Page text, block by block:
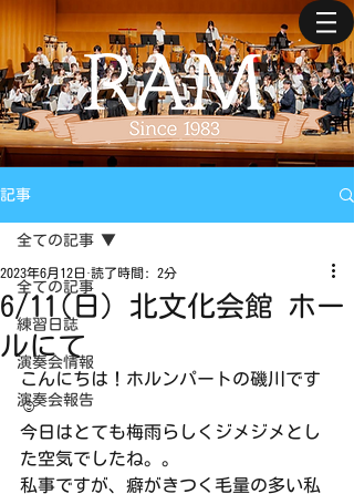
記事
全ての記事
練習日誌
演奏会情報
演奏会報告
全ての記事
6/11(日) 北文化会館 ホー
ルにて
2023年6月12日 読了時間: 2分
こんにちは！ホルンパートの磯川です
☺️
今日はとても梅雨らしくジメジメとし
た空気でしたね。。
私事ですが、癖がきつく毛量の多い私